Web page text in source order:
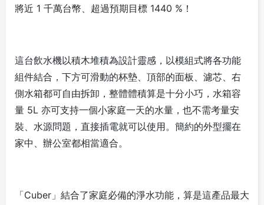
將近 1 千萬台幣、超過預期目標 1440 %！
這台飲水機以積木堆積為設計靈感，以模組式將各功能
組件結合，下方可滑動的杯墊、頂部的面板、濾芯、右
側水箱都可自由拆卸，整體體積算是十分小巧，水箱容
量 5L 亦可支持一個小家庭一天的水量，也不需考量安
裝、水源問題，直接插電就可以使用。簡約的外型擺在
家中、辦公室都相當適合。
「Cuber」結合了家庭必備的淨水功能，算是這產品最大